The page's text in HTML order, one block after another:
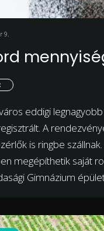
9.
eddigi
A
is ringbe
megépíthetik saját
Gimnázium